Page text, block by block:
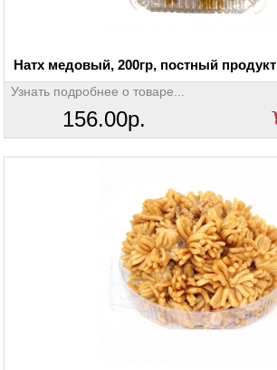
Натх медовый, 200гр, постный продукт
Узнать подробнее о товаре...
156.00р.